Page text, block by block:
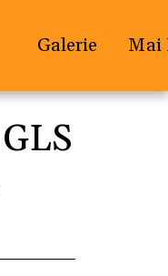
Galerie Mai